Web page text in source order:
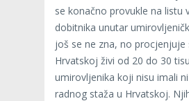
se konačno provukle na listu
dobitnika unutar
još se ne zna, no procjenjuje
Hrvatskoj živi od 20 do 30
umirovljenika koji nisu imali
radnog staža u Hrvatskoj.